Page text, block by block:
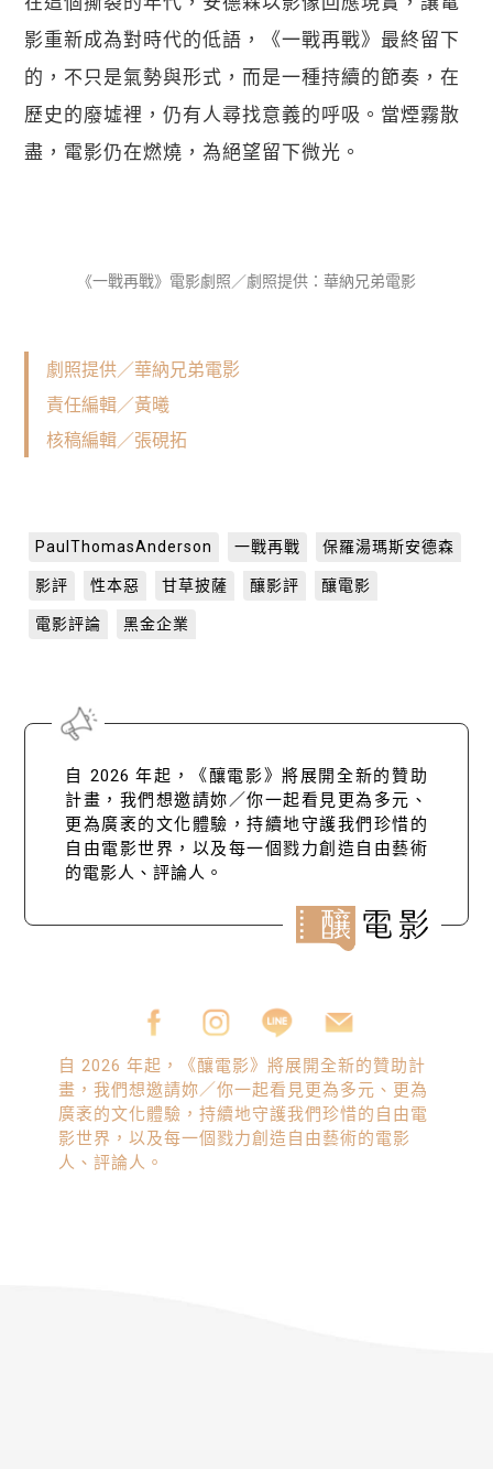
影重新成為對時代的低語，《一戰再戰》最終留下
的，不只是氣勢與形式，而是一種持續的節奏，在
歷史的廢墟裡，仍有人尋找意義的呼吸。當煙霧散
盡，電影仍在燃燒，為絕望留下微光。
《一戰再戰》電影劇照／劇照提供：華納兄弟電影
劇照提供／華納兄弟電影
責任編輯／黃曦
核稿編輯／張硯拓
PaulThomasAnderson 一戰再戰 保羅湯瑪斯安德森
影評 性本惡 甘草披薩 釀影評 釀電影
電影評論 黑金企業
自 2026 年起，《釀電影》將展開全新的贊助
計畫，我們想邀請妳／你一起看見更為多元、
更為廣袤的文化體驗，持續地守護我們珍惜的
自由電影世界，以及每一個戮力創造自由藝術
的電影人、評論人。
自 2026 年起，《釀電影》將展開全新的贊助計
畫，我們想邀請妳／你一起看見更為多元、更為
廣袤的文化體驗，持續地守護我們珍惜的自由電
影世界，以及每一個戮力創造自由藝術的電影
人、評論人。